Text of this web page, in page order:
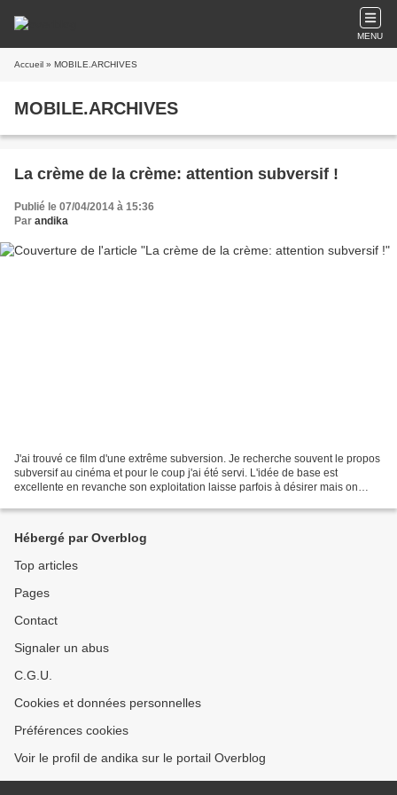
MENU
Accueil » MOBILE.ARCHIVES
MOBILE.ARCHIVES
La crème de la crème: attention subversif !
Publié le 07/04/2014 à 15:36
Par andika
J'ai trouvé ce film d'une extrême subversion. Je recherche souvent le propos
subversif au cinéma et pour le coup j'ai été servi. L'idée de base est
excellente en revanche son exploitation laisse parfois à désirer mais on
Hébergé par Overblog
Top articles
Pages
Contact
Signaler un abus
C.G.U.
Cookies et données personnelles
Préférences cookies
Voir le profil de andika sur le portail Overblog